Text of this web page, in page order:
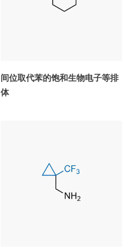
间位取代苯的饱和生物电子等排
体